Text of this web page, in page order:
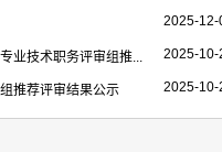
2025-12-
2025-10-
业技术职务评审组推...
2025-10-
推荐评审结果公示